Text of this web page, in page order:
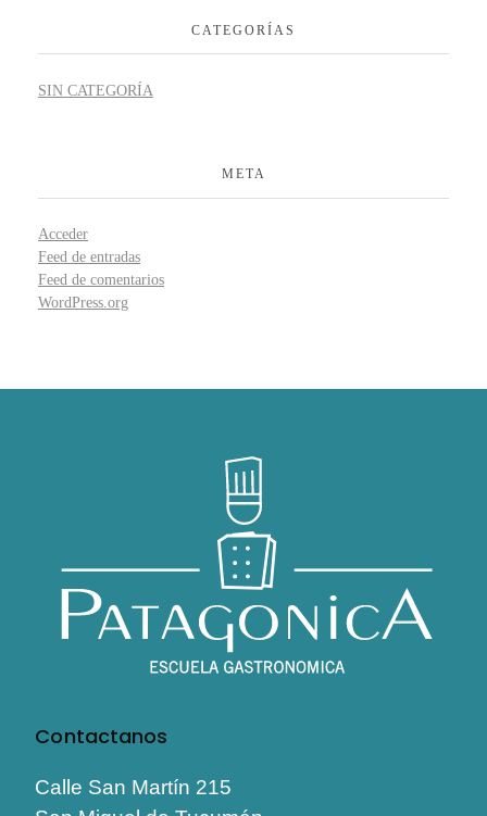
CATEGORÍAS
SIN CATEGORÍA
META
Acceder
Feed de entradas
Feed de comentarios
WordPress.org
Contactanos
Calle San Martín 215